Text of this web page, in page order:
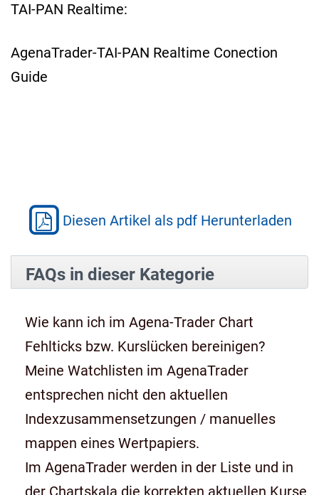
TAI-PAN Realtime:
AgenaTrader-TAI-PAN Realtime Conection
Guide
Diesen Artikel als pdf Herunterladen
FAQs in dieser Kategorie
Wie kann ich im Agena-Trader Chart
Fehlticks bzw. Kurslücken bereinigen?
Meine Watchlisten im AgenaTrader
entsprechen nicht den aktuellen
Indexzusammensetzungen / manuelles
mappen eines Wertpapiers.
Im AgenaTrader werden in der Liste und in
der Chartskala die korrekten aktuellen Kurse